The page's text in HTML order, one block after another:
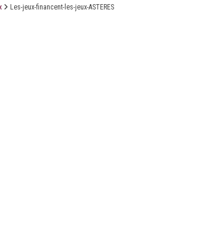
Les-jeux-financent-les-jeux-ASTERES